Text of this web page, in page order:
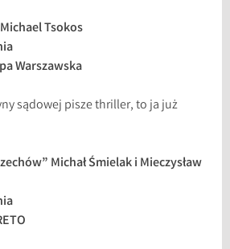
Tsokos
Warszawska
sądowej pisze thriller, to ja już
Michał Śmielak i Mieczysław